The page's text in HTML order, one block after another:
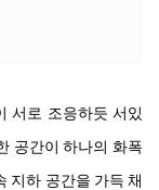
서로 조응하듯 서있
공간이 하나의 화폭
지하 공간을 가득 채